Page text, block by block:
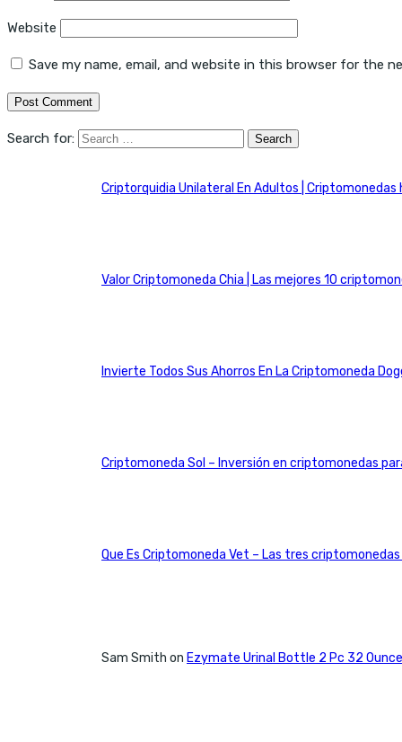
Website
Save my name, email, and website in this browser for the
Search for:
Criptorquidia Unilateral En Adultos |
Valor Criptomoneda Chia | Las mejores 10
Invierte Todos Sus Ahorros En La Criptomoneda
Criptomoneda Sol – Inversión en criptomonedas
Que Es Criptomoneda Vet – Las tres
Sam Smith on Ezymate Urinal Bottle 2 Pc 32